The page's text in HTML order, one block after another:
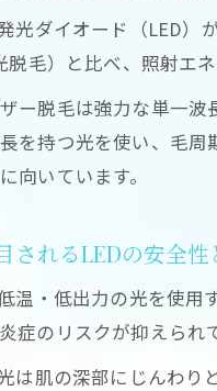
光ダイオード（LED）
脱毛）と比べ、照射エ
ー脱毛は強力な単一
を持つ光を使い、毛
向いています。
されるLEDの安全
温・低出力の光を使
症のリスクが抑えられ
は肌の深部にじんわ